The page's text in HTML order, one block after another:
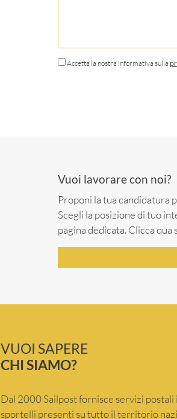
Accetta la nostra informativa sulla
Vuoi lavorare con noi?
Proponi la tua candidatura
Scegli la posizione di tuo
pagina dedicata. Clicca qua
VUOI SAPERE
CHI SIAMO?
Dal 2000 Sailpost fornisce servizi
sportelli presenti su tutto il territorio